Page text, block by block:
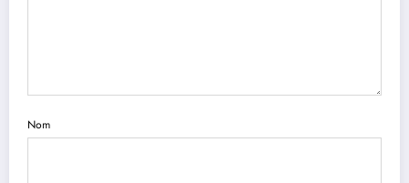
Nom